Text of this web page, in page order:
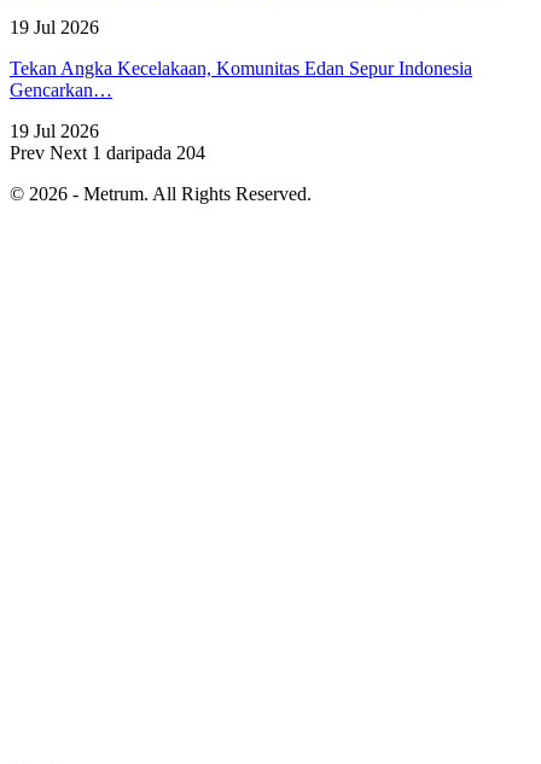
19 Jul 2026
Tekan Angka Kecelakaan, Komunitas Edan Sepur Indonesia
Gencarkan…
19 Jul 2026
Prev Next 1 daripada 204
© 2026 - Metrum. All Rights Reserved.